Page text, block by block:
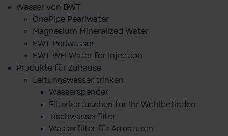
Wasser von BWT
OnePipe Pearlwater
Magnesium Mineralized Water
BWT Perlwasser
BWT WFI Water for Injection
Produkte für Zuhause
Leitungswasser trinken
Wasserspender
Filterkartuschen für Ihr Wohlbefinden
Tischwasserfilter
Wasserfilter für Armaturen